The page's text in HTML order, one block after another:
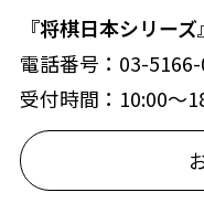
『将棋日本シリー
電話番号：03-
受付時間：10:00～